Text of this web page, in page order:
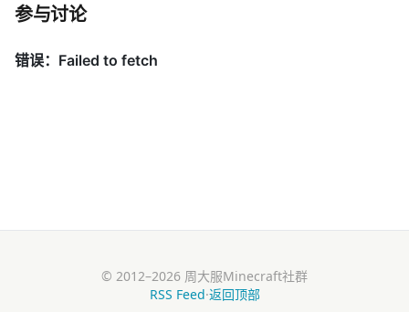
参与讨论
© 2012–2026 周大服Minecraft社群
RSS Feed·返回顶部